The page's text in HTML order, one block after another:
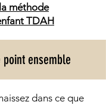
méthode
TDAH
ensemble
dans ce que